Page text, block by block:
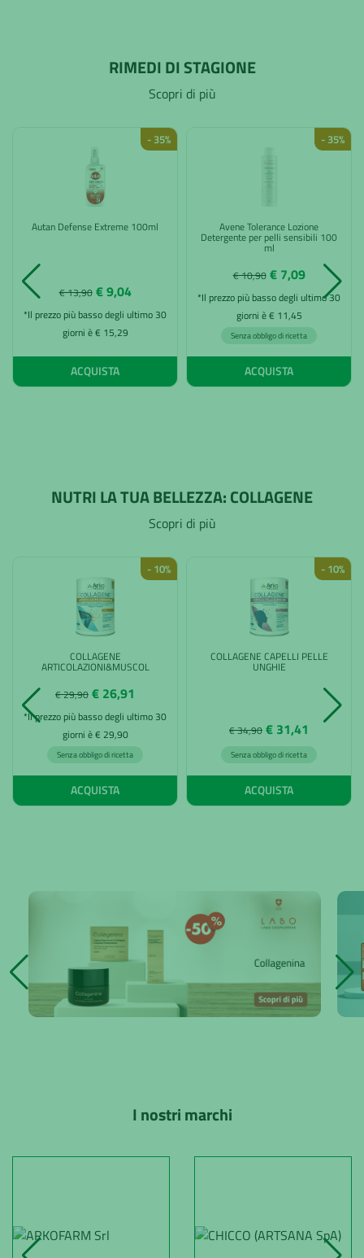
RIMEDI DI STAGIONE
Scopri di più
- 35%
Autan Defense Extreme 100ml
€ 13,90 € 9,04
*Il prezzo più basso degli ultimo 30
giorni è € 15,29
ACQUISTA
- 35%
Avene Tolerance Lozione
Detergente per pelli sensibili 100
ml
€ 10,90 € 7,09
*Il prezzo più basso degli ultimo 30
giorni è € 11,45
Senza obbligo di ricetta
ACQUISTA
NUTRI LA TUA BELLEZZA: COLLAGENE
Scopri di più
- 10%
COLLAGENE
ARTICOLAZIONI&MUSCOL
€ 29,90 € 26,91
*Il prezzo più basso degli ultimo 30
giorni è € 29,90
Senza obbligo di ricetta
ACQUISTA
- 10%
COLLAGENE CAPELLI PELLE
UNGHIE
€ 34,90 € 31,41
Senza obbligo di ricetta
ACQUISTA
I nostri marchi